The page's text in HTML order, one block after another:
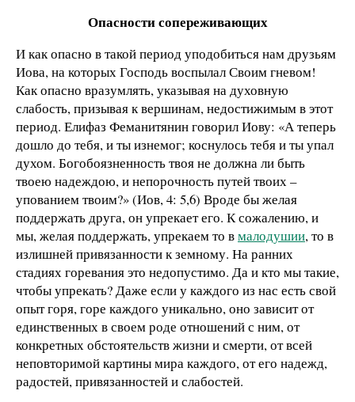
Опасности сопереживающих
И как опасно в такой период уподобиться нам друзьям
Иова, на которых Господь воспылал Своим гневом!
Как опасно вразумлять, указывая на духовную
слабость, призывая к вершинам, недостижимым в этот
период. Елифаз Феманитянин говорил Иову: «А теперь
дошло до тебя, и ты изнемог; коснулось тебя и ты упал
духом. Богобоязненность твоя не должна ли быть
твоею надеждою, и непорочность путей твоих –
упованием твоим?» (Иов, 4: 5,6) Вроде бы желая
поддержать друга, он упрекает его. К сожалению, и
мы, желая поддержать, упрекаем то вмалодушии, то в
излишней привязанности к земному. На ранних
стадиях горевания это недопустимо. Да и кто мы такие,
чтобы упрекать? Даже если у каждого из нас есть свой
опыт горя, горе каждого уникально, оно зависит от
единственных в своем роде отношений с ним, от
конкретных обстоятельств жизни и смерти, от всей
неповторимой картины мира каждого, от его надежд,
радостей, привязанностей и слабостей.